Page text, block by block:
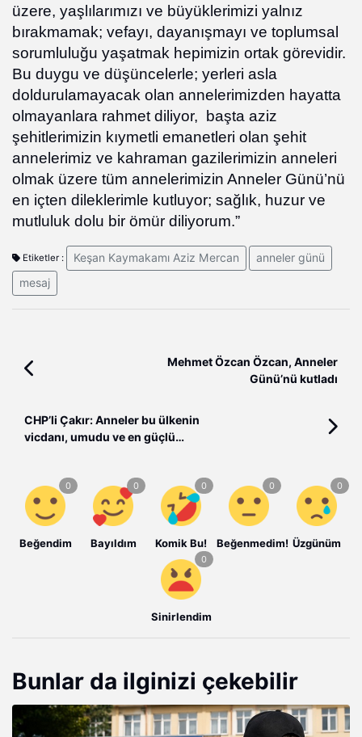
üzere, yaşlılarımızı ve büyüklerimizi yalnız
bırakmamak; vefayı, dayanışmayı ve toplumsal
sorumluluğu yaşatmak hepimizin ortak görevidir.
Bu duygu ve düşüncelerle; yerleri asla
doldurulamayacak olan annelerimizden hayatta
olmayanlara rahmet diliyor,
başta aziz
şehitlerimizin kıymetli emanetleri olan şehit
annelerimiz ve kahraman gazilerimizin anneleri
olmak üzere tüm annelerimizin Anneler Günü’nü
en içten dileklerimle kutluyor; sağlık, huzur ve
mutluluk dolu bir ömür diliyorum.”
Etiketler : Keşan Kaymakamı Aziz Mercan
anneler günü
mesaj
Mehmet Özcan Özcan, Anneler
Günü’nü kutladı
CHP’li Çakır: Anneler bu ülkenin
vicdanı, umudu ve en güçlü
Beğendim Bayıldım Komik Bu! Beğenmedim! Üzgünüm
Sinirlendim
Bunlar da ilginizi çekebilir